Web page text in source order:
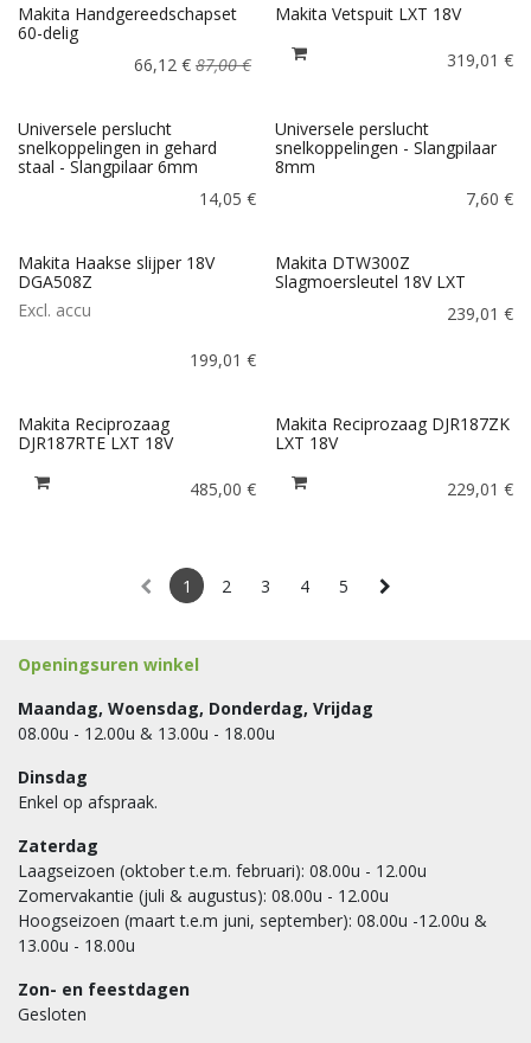
Makita Handgereedschapset
60-delig
66,12 € 87,00€
Makita Vetspuit LXT 18V
319,01 €
Universele perslucht
snelkoppelingen in gehard
staal - Slangpilaar 6mm
14,05 €
Universele perslucht
snelkoppelingen - Slangpilaar
8mm
7,60 €
Makita Haakse slijper 18V
DGA508Z
Excl. accu
199,01 €
Makita DTW300Z
Slagmoersleutel 18V LXT
239,01 €
Makita Reciprozaag
DJR187RTE LXT 18V
485,00 €
Makita Reciprozaag DJR187ZK
LXT 18V
229,01 €
1 2 3 4 5
Openingsuren winkel
Maandag, Woensdag, Donderdag, Vrijdag
08.00u - 12.00u & 13.00u - 18.00u
Dinsdag
Enkel op afspraak.
Zaterdag
Laagseizoen (oktober t.e.m. februari): 08.00u - 12.00u
Zomervakantie (juli & augustus): 08.00u - 12.00u
Hoogseizoen (maart t.e.m juni, september): 08.00u -12.00u &
13.00u - 18.00u
Zon- en feestdagen
Gesloten